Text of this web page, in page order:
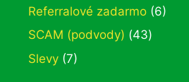
Referralové zadarmo (6)
SCAM (podvody) (43)
Slevy (7)